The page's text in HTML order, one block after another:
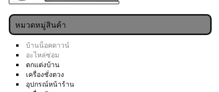
หมวดหมู่สินค้า
บ้านน็อคดาวน์
อะไหล่ซ่อม
ตกแต่งบ้าน
เครื่องชั่งตวง
อุปกรณ์หน้าร้าน